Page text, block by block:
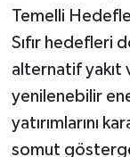
Temelli
Sıfır hedefleri
alternatif yakıt
yenilenebilir
yatırımlarını
somut